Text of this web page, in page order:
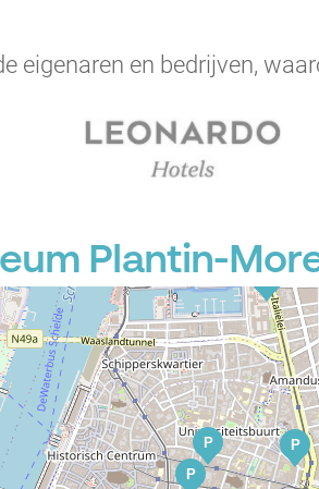
eigenaren en bedrijven,
Plantin-
P
P P